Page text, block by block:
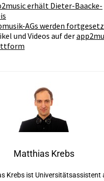
erhält Dieter-Baacke-
AGs werden
und Videos auf der
Matthias Krebs
Krebs ist Universitätsassistent